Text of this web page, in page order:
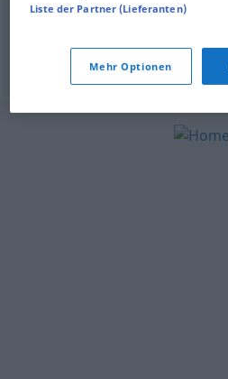
Liste der Partner (Lieferanten)
Mehr Optionen